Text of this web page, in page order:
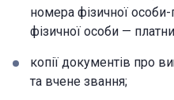
номера фізичної особи-
фізичної особи —
копії документів про
та вчене звання;